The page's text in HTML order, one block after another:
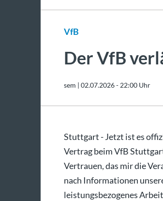
VfB
Der VfB
sem | 02.07.2026 - 22:00 Uhr
Stuttgart - Jetzt ist es
Vertrag beim VfB
Vertrauen, das mir die
nach Informationen
leistungsbezogenes